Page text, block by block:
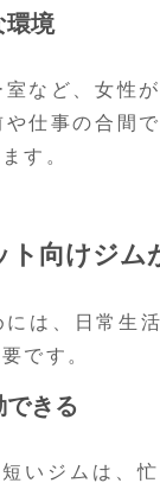
環境
など、女性
仕事の合間
す。
向けジム
は、日常生
です。
きる
いジムは、